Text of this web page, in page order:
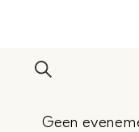
Geen
Zoeken